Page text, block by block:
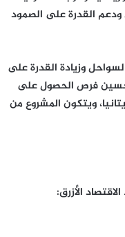
ودعم القدرة على الصمود
وزيادة القدرة على
تحسين فرص الحصول على
ويتكون المشروع من
الأزرق: